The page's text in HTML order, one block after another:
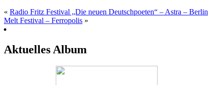
« Radio Fritz Festival „Die neuen Deutschpoeten“ – Astra – Berlin
Melt Festival – Ferropolis »
Aktuelles Album